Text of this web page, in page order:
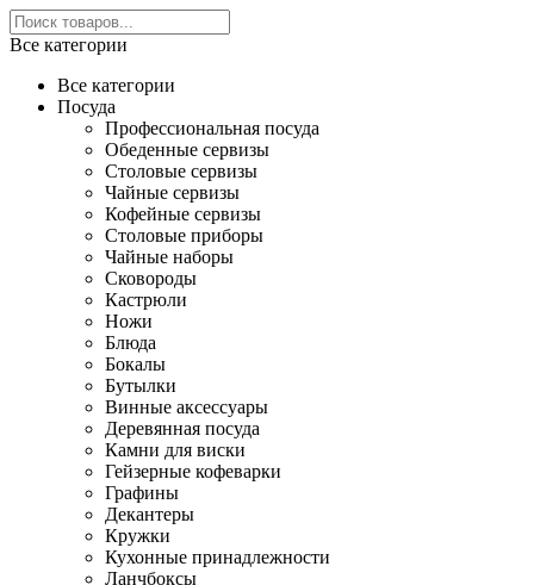
Все категории
Все категории
Посуда
Профессиональная посуда
Обеденные сервизы
Столовые сервизы
Чайные сервизы
Кофейные сервизы
Столовые приборы
Чайные наборы
Сковороды
Кастрюли
Ножи
Блюда
Бокалы
Бутылки
Винные аксессуары
Деревянная посуда
Камни для виски
Гейзерные кофеварки
Графины
Декантеры
Кружки
Кухонные принадлежности
Ланчбоксы